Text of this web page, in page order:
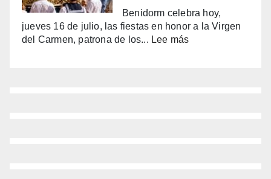
guerra
de
sombrillas
Benidorm celebra hoy,
jueves 16 de julio, las fiestas en honor a la Virgen
del Carmen, patrona de los... Lee más: